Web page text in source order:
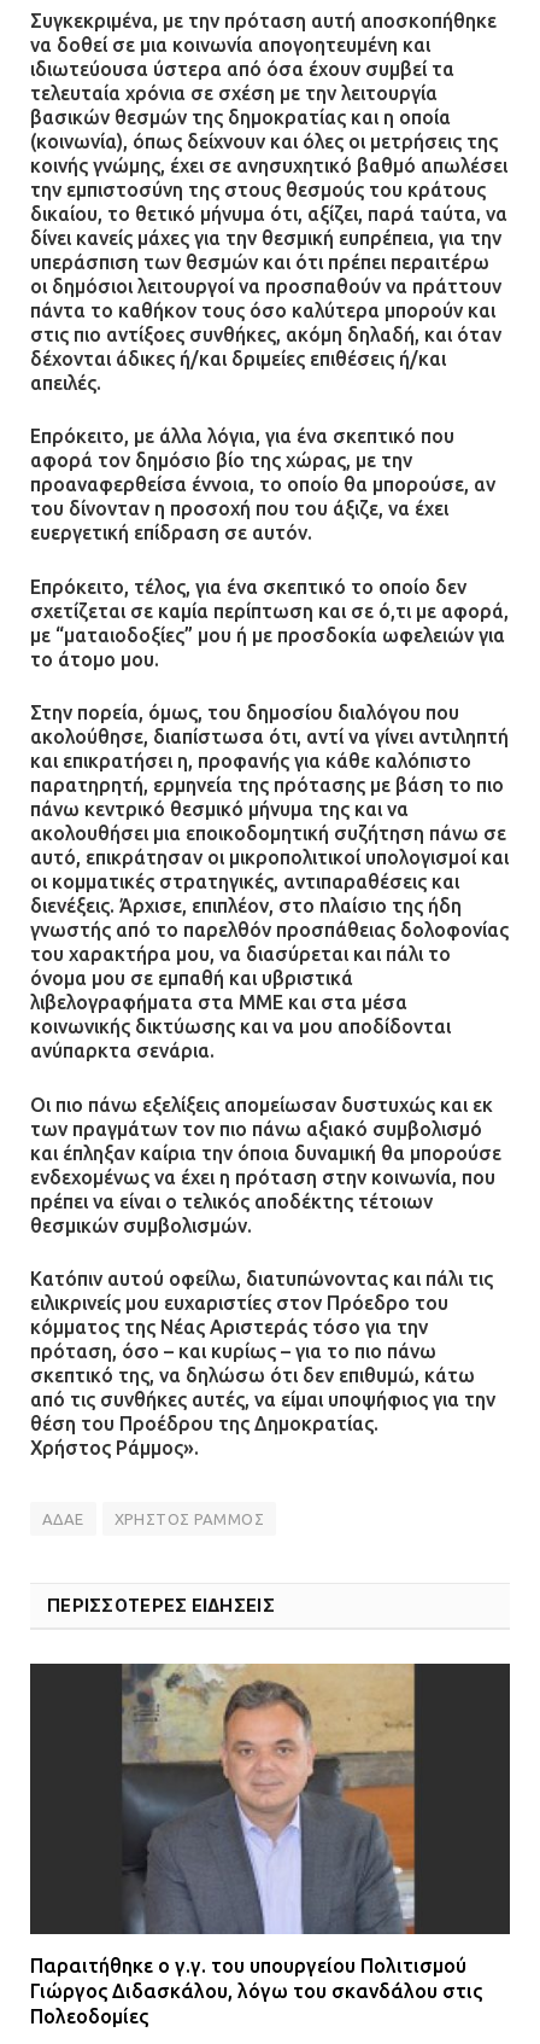
Δίωξη για απόπειρα
ανθρωποκτονίας στους δύο
αστυνομικούς
08.07.2026 | 22:30
Ομαδικός βιασμός 19χρονης στο
Α.Τ. Ομονοίας: Ο Εισαγγελέας
πρότεινε την αθώωση των
αστυνομικών
08.07.2026 | 16:24
Ο δήμαρχος Μάνδρας δώρισε όλους
επεμβάσεων
08.07.2026 | 15:02
Συγκεκριμένα, με την πρόταση αυτή αποσκοπήθηκε
να δοθεί σε μια κοινωνία απογοητευμένη και
ιδιωτεύουσα ύστερα από όσα έχουν συμβεί τα
τελευταία χρόνια σε σχέση με την λειτουργία
βασικών θεσμών της δημοκρατίας και η οποία
(κοινωνία), όπως δείχνουν και όλες οι μετρήσεις της
κοινής γνώμης, έχει σε ανησυχητικό βαθμό απωλέσει
την εμπιστοσύνη της στους θεσμούς του κράτους
δικαίου, το θετικό μήνυμα ότι, αξίζει, παρά ταύτα, να
δίνει κανείς μάχες για την θεσμική ευπρέπεια, για την
υπεράσπιση των θεσμών και ότι πρέπει περαιτέρω
οι δημόσιοι λειτουργοί να προσπαθούν να πράττουν
πάντα το καθήκον τους όσο καλύτερα μπορούν και
στις πιο αντίξοες συνθήκες, ακόμη δηλαδή, και όταν
δέχονται άδικες ή/και δριμείες επιθέσεις ή/και
απειλές.
Επρόκειτο, με άλλα λόγια, για ένα σκεπτικό που
αφορά τον δημόσιο βίο της χώρας, με την
προαναφερθείσα έννοια, τo οποίο θα μπορούσε, αν
του δίνονταν η προσοχή που του άξιζε, να έχει
ευεργετική επίδραση σε αυτόν.
Επρόκειτο, τέλος, για ένα σκεπτικό το οποίο δεν
σχετίζεται σε καμία περίπτωση και σε ό,τι με αφορά,
με “ματαιοδοξίες” μου ή με προσδοκία ωφελειών για
το άτομο μου.
Στην πορεία, όμως, του δημοσίου διαλόγου που
ακολούθησε, διαπίστωσα ότι, αντί να γίνει αντιληπτή
και επικρατήσει η, προφανής για κάθε καλόπιστο
παρατηρητή, ερμηνεία της πρότασης με βάση το πιο
πάνω κεντρικό θεσμικό μήνυμα της και να
ακολουθήσει μια εποικοδομητική συζήτηση πάνω σε
αυτό, επικράτησαν οι μικροπολιτικοί υπολογισμοί και
οι κομματικές στρατηγικές, αντιπαραθέσεις και
διενέξεις. Άρχισε, επιπλέον, στο πλαίσιο της ήδη
γνωστής από το παρελθόν προσπάθειας δολοφονίας
του χαρακτήρα μου, να διασύρεται και πάλι το
όνομα μου σε εμπαθή και υβριστικά
λιβελογραφήματα στα ΜΜΕ και στα μέσα
κοινωνικής δικτύωσης και να μου αποδίδονται
ανύπαρκτα σενάρια.
Οι πιο πάνω εξελίξεις απομείωσαν δυστυχώς και εκ
των πραγμάτων τον πιο πάνω αξιακό συμβολισμό
και έπληξαν καίρια την όποια δυναμική θα μπορούσε
ενδεχομένως να έχει η πρόταση στην κοινωνία, που
πρέπει να είναι ο τελικός αποδέκτης τέτοιων
θεσμικών συμβολισμών.
Κατόπιν αυτού οφείλω, διατυπώνοντας και πάλι τις
ειλικρινείς μου ευχαριστίες στον Πρόεδρο του
κόμματος της Νέας Αριστεράς τόσο για την
πρόταση, όσο – και κυρίως – για το πιο πάνω
σκεπτικό της, να δηλώσω ότι δεν επιθυμώ, κάτω
από τις συνθήκες αυτές, να είμαι υποψήφιος για την
θέση του Προέδρου της Δημοκρατίας.
Χρήστος Ράμμος».
ΑΔΑΕ ΧΡΗΣΤΟΣ ΡΑΜΜΟΣ
ΠΕΡΙΣΣΟΤΕΡΕΣ ΕΙΔΗΣΕΙΣ
Παραιτήθηκε ο γ.γ. του υπουργείου Πολιτισμού
Γιώργος Διδασκάλου, λόγω του σκανδάλου στις
Πολεοδομίες